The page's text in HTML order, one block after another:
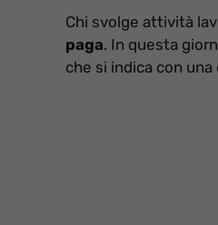
Chi svolge attività
paga. In questa
che si indica con